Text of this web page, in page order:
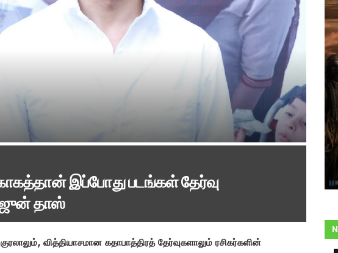
இப்போது படங்கள் தேர்வு
தாஸ்
வித்தியாசமான கதாபாத்திரத் தேர்வுகளாலும் ரசிகர்களின்